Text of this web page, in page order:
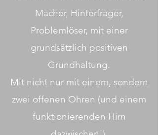
Macher, Hinterfrager,
Problemlöser, mit einer
grundsätzlich positiven
Grundhaltung.
Mit nicht nur mit einem, sondern
zwei offenen Ohren (und einem
funktionierenden Hirn